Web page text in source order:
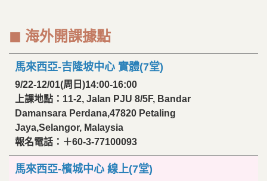
◼︎ 海外開課據點
馬來西亞-吉隆坡中心 實體(7堂)
9/22-12/01(周日)14:00-16:00
上課地點：11-2, Jalan PJU 8/5F, Bandar
Damansara Perdana,47820 Petaling
Jaya,Selangor, Malaysia
報名電話：＋60-3-77100093
馬來西亞-檳城中心 線上(7堂)